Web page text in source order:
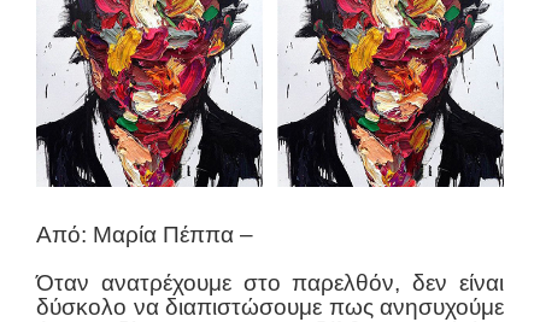
Από: Μαρία Πέππα –
Όταν ανατρέχουμε στο παρελθόν, δεν είναι
δύσκολο να διαπιστώσουμε πως ανησυχούμε